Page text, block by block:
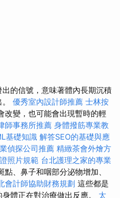
的信號，意味著體內長期沉積
優秀室內設計師推薦 士林按
改變，也可能會出現暫時的輕
師事務所推薦 身體撥筋專業教
基礎知識 解答SEO的基礎與應
偵探公司推薦 精緻茶會外燴方
照片規範 台北護理之家的專業
、鼻子和咽部分泌物增加、
會計師協助財務規劃 這些都是
體正在對治療做出反應。 太